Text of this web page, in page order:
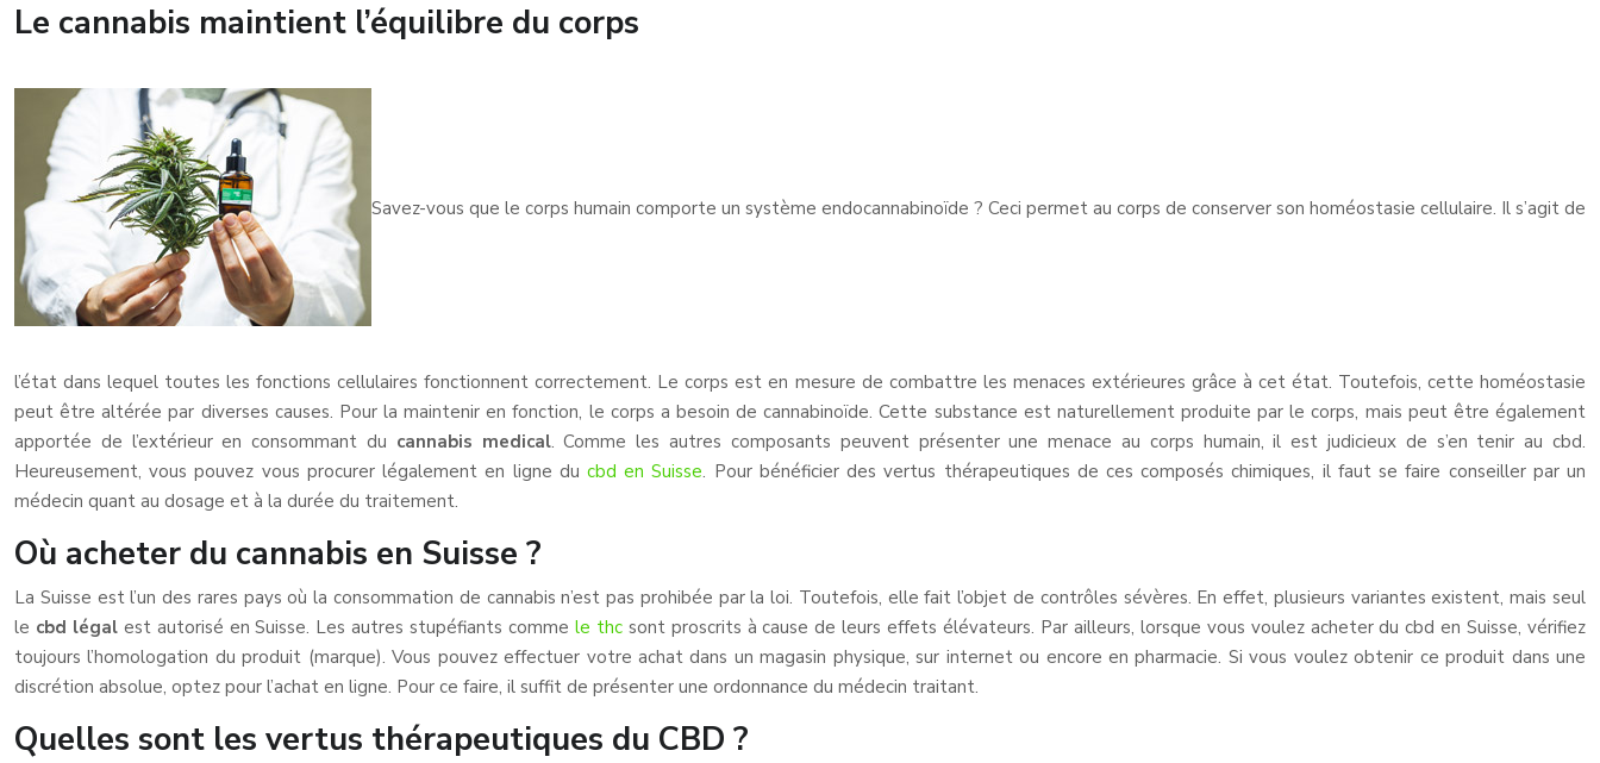
Le cannabis maintient l’équilibre du corps
Savez-vous que le corps humain comporte un système endocannabinoïde ? Ceci permet au corps de conserver son homéostasie cellulaire. Il s’agit de
l’état dans lequel toutes les fonctions cellulaires fonctionnent correctement. Le corps est en mesure de combattre les menaces extérieures grâce à cet état. Toutefois, cette homéostasie
peut être altérée par diverses causes. Pour la maintenir en fonction, le corps a besoin de cannabinoïde. Cette substance est naturellement produite par le corps, mais peut être également
apportée de l’extérieur en consommant du cannabis medical. Comme les autres composants peuvent présenter une menace au corps humain, il est judicieux de s’en tenir au cbd.
Heureusement, vous pouvez vous procurer légalement en ligne du cbd en Suisse. Pour bénéficier des vertus thérapeutiques de ces composés chimiques, il faut se faire conseiller par un
médecin quant au dosage et à la durée du traitement.
Où acheter du cannabis en Suisse ?
La Suisse est l’un des rares pays où la consommation de cannabis n’est pas prohibée par la loi. Toutefois, elle fait l’objet de contrôles sévères. En effet, plusieurs variantes existent, mais seul
le cbd légalest autorisé en Suisse. Les autres stupéfiants comme le thcsont proscrits à cause de leurs effets élévateurs. Par ailleurs, lorsque vous voulez acheter du cbd en Suisse, vérifiez
toujours l’homologation du produit (marque). Vous pouvez effectuer votre achat dans un magasin physique, sur internet ou encore en pharmacie. Si vous voulez obtenir ce produit dans une
discrétion absolue, optez pour l’achat en ligne. Pour ce faire, il suffit de présenter une ordonnance du médecin traitant.
Quelles sont les vertus thérapeutiques du CBD ?